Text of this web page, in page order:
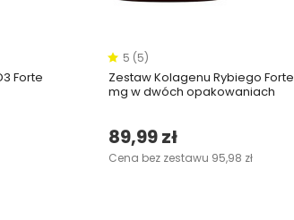
Forte
5 (5)
Zestaw Kolagenu Rybiego
mg w dwóch opakowaniach
89,99 zł
Cena bez zestawu 95,98 zł